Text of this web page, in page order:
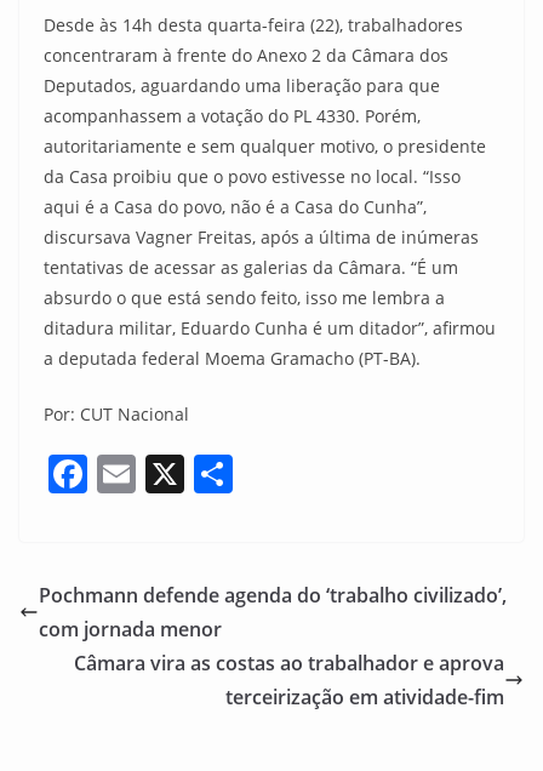
Desde às 14h desta quarta-feira (22), trabalhadores
concentraram à frente do Anexo 2 da Câmara dos
Deputados, aguardando uma liberação para que
acompanhassem a votação do PL 4330. Porém,
autoritariamente e sem qualquer motivo, o presidente
da Casa proibiu que o povo estivesse no local. “Isso
aqui é a Casa do povo, não é a Casa do Cunha”,
discursava Vagner Freitas, após a última de inúmeras
tentativas de acessar as galerias da Câmara. “É um
absurdo o que está sendo feito, isso me lembra a
ditadura militar, Eduardo Cunha é um ditador”, afirmou
a deputada federal Moema Gramacho (PT-BA).
Por: CUT Nacional
F
e
b
o
E
l
X
e
Pochmann defende agenda do ‘trabalho civilizado’,
com jornada menor
Câmara vira as costas ao trabalhador e aprova
terceirização em atividade-fim